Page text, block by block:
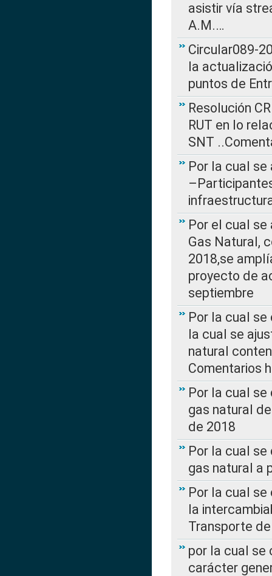
asistir vía
A.M.…
Circular089-
la
puntos de
Resolución
RUT en lo
SNT
Por la cual se
Por el cual
Gas Natural,
2018,se
proyecto de
septiembre
Por la cual se
la cual se
natural
Comentarios
Por la cual
gas natural
de 2018
Por la cual
gas natural a
Por la cual
la
Transporte
por la cual se
carácter